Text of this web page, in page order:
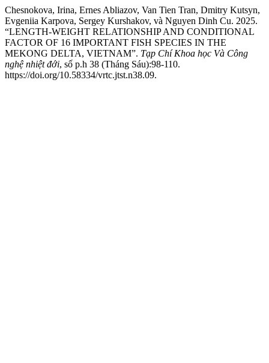
Chesnokova, Irina, Ernes Abliazov, Van Tien Tran, Dmitry Kutsyn,
Evgeniia Karpova, Sergey Kurshakov, và Nguyen Dinh Cu. 2025.
“LENGTH-WEIGHT RELATIONSHIP AND CONDITIONAL
FACTOR OF 16 IMPORTANT FISH SPECIES IN THE
MEKONG DELTA, VIETNAM”. Tạp Chí Khoa học Và Công
nghệ nhiệt đới, số p.h 38 (Tháng Sáu):98-110.
https://doi.org/10.58334/vrtc.jtst.n38.09.